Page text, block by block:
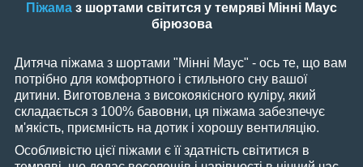
Піжама з шортами світится у темряві Мінні Маус
бірюзова
Дитяча піжама з шортами "Мінні Маус" - ось те, що вам
потрібно для комфортного і стильного сну вашої
дитини. Виготовлена з високоякісного куліру, який
складається з 100% бавовни, ця піжама забезпечує
м'якість, приємність на дотик і хорошу вентиляцію.
Особливістю цієї піжами є її здатність світитися в